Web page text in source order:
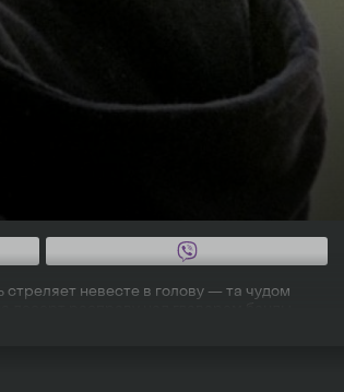
невесте в голову — та чудом